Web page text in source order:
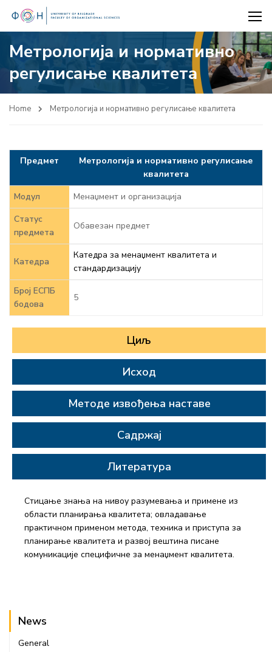
Метрологија и нормативно
регулисање квалитета
Home Метрологија и нормативно регулисање квалитета
Предмет
Метрологија и нормативно регулисање
квалитета
Модул
Менаџмент и организација
Статус
предмета
Обавезан предмет
Катедра
Катедра за менаџмент квалитета и
стандардизацију
Број ЕСПБ
бодова
5
Циљ
Исход
Методе извођења наставе
Садржај
Литература
Стицање знања на нивоу разумевања и примене из
области планирања квалитета; овладавање
практичном применом метода, техника и приступа за
планирање квалитета и развој вештина писане
комуникације специфичне за менаџмент квалитета.
News
General